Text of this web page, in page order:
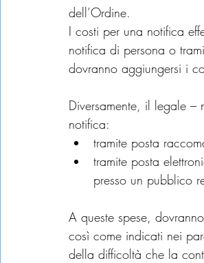
dell’Ordine.
I costi per una notifica
notifica di persona o
dovranno aggiungersi i
Diversamente, il legale
notifica:
tramite posta
tramite posta
presso un pubblico
A queste spese,
così come indicati nei
della difficoltà che la